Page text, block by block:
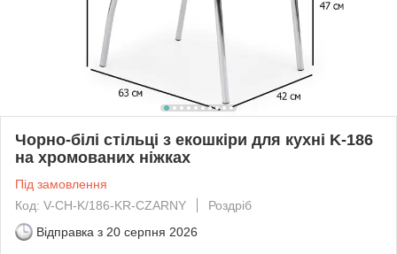
Чорно-білі стільці з екошкіри для кухні K-186
на хромованих ніжках
Під замовлення
Код: V-CH-K/186-KR-CZARNY
Роздріб
Відправка з 20 серпня 2026